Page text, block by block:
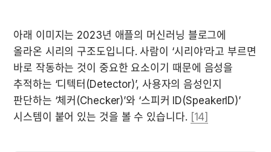
아래 이미지는 2023년 애플의 머신러닝 블로그에
올라온 시리의 구조도입니다. 사람이 ‘시리야’라고 부르면
바로 작동하는 것이 중요한 요소이기 때문에 음성을
추적하는 ‘디텍터(Detector)’, 사용자의 음성인지
판단하는 ‘체커(Checker)’와 ‘스피커 ID(SpeakerID)’
시스템이 붙어 있는 것을 볼 수 있습니다. [14]